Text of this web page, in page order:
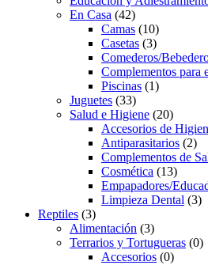
En Casa (42)
Camas (10)
Casetas (3)
Comederos/
Complementos para
Piscinas (1)
Juguetes (33)
Salud e Higiene (20)
Accesorios de
Antiparasitarios (2)
Complementos de
Cosmética (13)
Empapadores/
Limpieza Dental (3)
Reptiles (3)
Alimentación (3)
Terrarios y Tortugueras (0)
Accesorios (0)